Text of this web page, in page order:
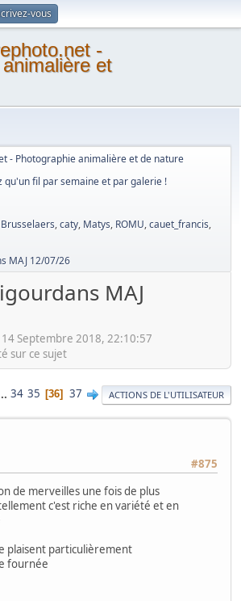
vous
-
et
- Photographie animalière et de nature
qu'un fil par semaine et par galerie !
,caty, Matys, ROMU,cauet_francis,
MAJ 12/07/26
MAJ
Septembre 2018, 22:10:57
sur ce sujet
34 35 36 37 ACTIONS DE L'UTILISATEUR
#875
de merveilles une fois de plus
c'est riche en variété et en
plaisent particulièrement
fournée